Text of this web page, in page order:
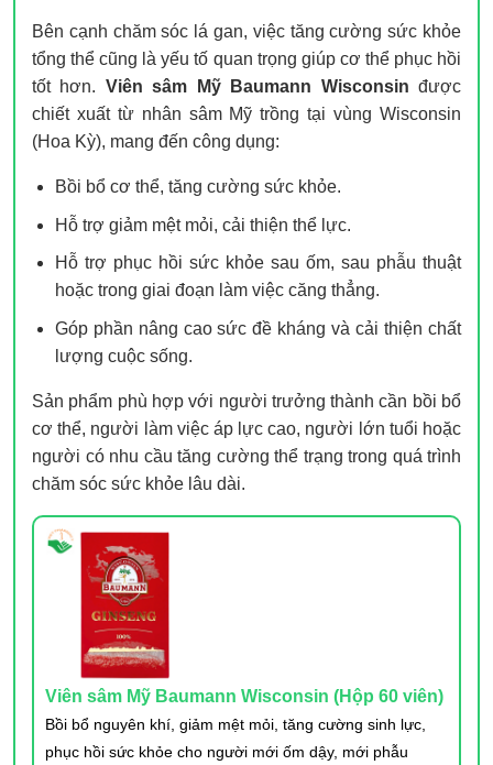
Bên cạnh chăm sóc lá gan, việc tăng cường sức khỏe
tổng thể cũng là yếu tố quan trọng giúp cơ thể phục hồi
tốt hơn. Viên sâm Mỹ Baumann Wisconsin được
chiết xuất từ nhân sâm Mỹ trồng tại vùng Wisconsin
(Hoa Kỳ), mang đến công dụng:
Bồi bổ cơ thể, tăng cường sức khỏe.
Hỗ trợ giảm mệt mỏi, cải thiện thể lực.
Hỗ trợ phục hồi sức khỏe sau ốm, sau phẫu thuật
hoặc trong giai đoạn làm việc căng thẳng.
Góp phần nâng cao sức đề kháng và cải thiện chất
lượng cuộc sống.
Sản phẩm phù hợp với người trưởng thành cần bồi bổ
cơ thể, người làm việc áp lực cao, người lớn tuổi hoặc
người có nhu cầu tăng cường thể trạng trong quá trình
chăm sóc sức khỏe lâu dài.
Viên sâm Mỹ Baumann Wisconsin (Hộp 60 viên)
Bồi bổ nguyên khí, giảm mệt mỏi, tăng cường sinh lực,
phục hồi sức khỏe cho người mới ốm dậy, mới phẫu